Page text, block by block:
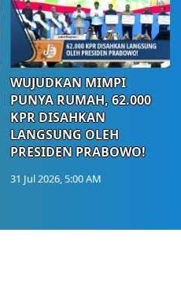
WUJUDKAN MIMPI
PUNYA RUMAH, 62.000
KPR DISAHKAN
LANGSUNG OLEH
PRESIDEN PRABOWO!
31 Jul 2026, 5:00 AM